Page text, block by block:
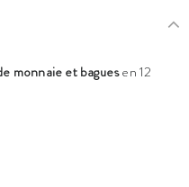
monnaie et baguesen 12